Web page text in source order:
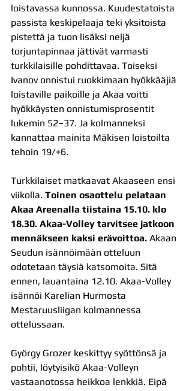
loistavassa kunnossa. Kuudestatoista
passista keskipelaaja teki yksitoista
pistettä ja tuon lisäksi neljä
torjuntapinnaa jättivät varmasti
turkkilaisille pohdittavaa. Toiseksi
Ivanov onnistui ruokkimaan hyökkääjiä
loistaville paikoille ja Akaa voitti
hyökkäysten onnistumisprosentit
lukemin 52–37. Ja kolmanneksi
kannattaa mainita Mäkisen loistoilta
tehoin 19/+6.
Turkkilaiset matkaavat Akaaseen ensi
viikolla. Toinen osaottelu pelataan
Akaa Areenalla tiistaina 15.10. klo
18.30. Akaa-Volley tarvitsee jatkoon
mennäkseen kaksi erävoittoa. Akaan
Seudun isännöimään otteluun
odotetaan täysiä katsomoita. Sitä
ennen, lauantaina 12.10. Akaa-Volley
isännöi Karelian Hurmosta
Mestaruusliigan kolmannessa
ottelussaan.
György Grozer keskittyy syöttönsä ja
pohtii, löytyisikö Akaa-Volleyn
vastaanotossa heikkoa lenkkiä. Eipä